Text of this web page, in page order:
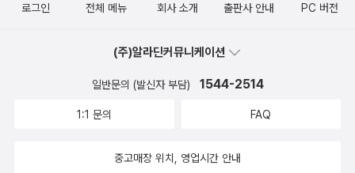
로그인 전체 메뉴 회사 소개 출판사 안내 PC 버전
(주)알라딘커뮤니케이션
일반문의 (발신자 부담) 1544-2514
1:1 문의 FAQ
중고매장 위치, 영업시간 안내